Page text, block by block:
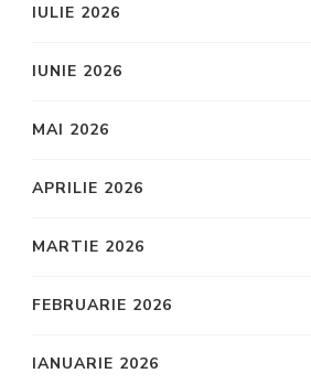
IULIE 2026
IUNIE 2026
MAI 2026
APRILIE 2026
MARTIE 2026
FEBRUARIE 2026
IANUARIE 2026